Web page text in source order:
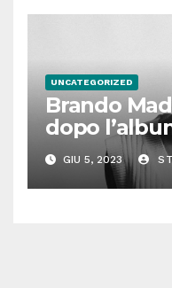
UNCATEGORIZED
Brando
dopo
“Vorrei
sincero e
GIU 5, 2023